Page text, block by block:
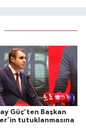
Güç’ten Başkan
tutuklanmasına